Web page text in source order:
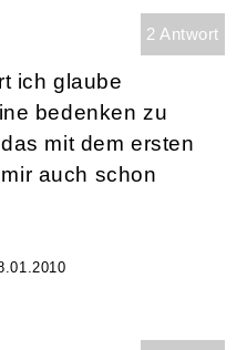
2 Antwort
ich glaube
bedenken zu
mit dem ersten
auch schon